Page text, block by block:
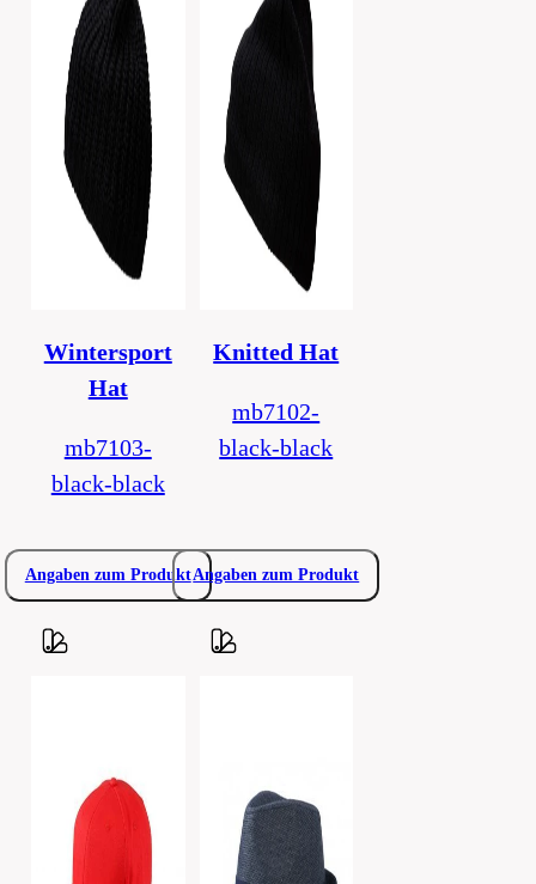
Wintersport
Hat
mb7103-
black-black
Angaben zum Produkt
Knitted Hat
mb7102-
black-black
Angaben zum Produkt